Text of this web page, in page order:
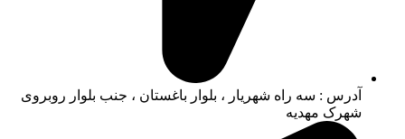
آدرس : سه راه شهریار ، بلوار باغستان ، جنب بلوار روبروی
شهرک مهدیه